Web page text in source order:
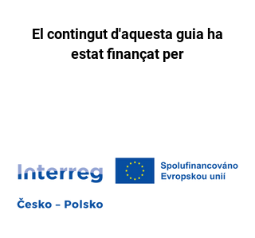
El contingut d'aquesta guia ha
estat finançat per